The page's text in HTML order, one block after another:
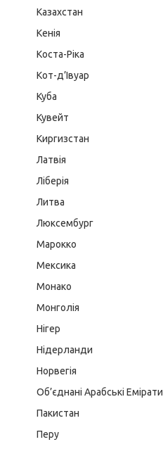
Казахстан
Кенія
Коста-Ріка
Кот-д’Івуар
Куба
Кувейт
Киргизстан
Латвія
Ліберія
Литва
Люксембург
Марокко
Мексика
Монако
Монголія
Нігер
Нідерланди
Норвегія
Об’єднані Арабські Емірати
Пакистан
Перу